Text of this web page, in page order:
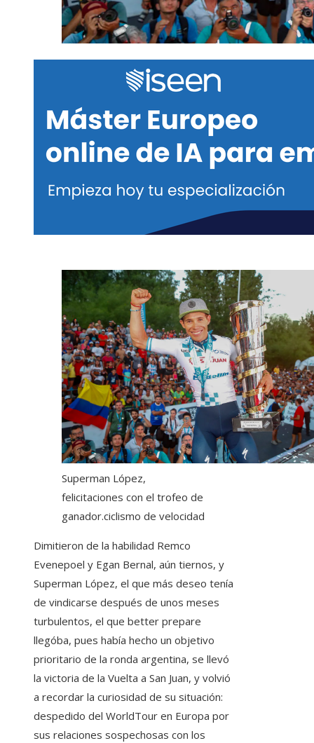
Superman López,
felicitaciones con el trofeo de
ganador.ciclismo de velocidad
Dimitieron de la habilidad Remco
Evenepoel y Egan Bernal, aún tiernos, y
Superman López, el que más deseo tenía
de vindicarse después de unos meses
turbulentos, el que better prepare
llegóba, pues había hecho un objetivo
prioritario de la ronda argentina, se llevó
la victoria de la Vuelta a San Juan, y volvió
a recordar la curiosidad de su situación:
despedido del WorldTour en Europa por
sus relaciones sospechosas con los